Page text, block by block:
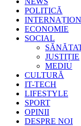
POLITICĂ
ECONOMIE
SOCIAL
JUSTIȚIE
MEDIU
CULTURĂ
IT-TECH
LIFESTYLE
SPORT
OPINII
DESPRE NOI